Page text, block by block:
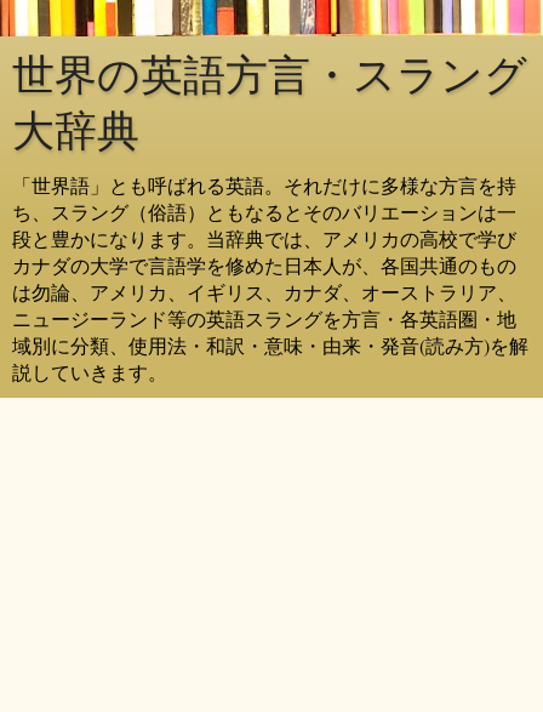
世界の英語方言・スラング
大辞典
「世界語」とも呼ばれる英語。それだけに多様な方言を持
ち、スラング（俗語）ともなるとそのバリエーションは一
段と豊かになります。当辞典では、アメリカの高校で学び
カナダの大学で言語学を修めた日本人が、各国共通のもの
は勿論、アメリカ、イギリス、カナダ、オーストラリア、
ニュージーランド等の英語スラングを方言・各英語圏・地
域別に分類、使用法・和訳・意味・由来・発音(読み方)を解
説していきます。